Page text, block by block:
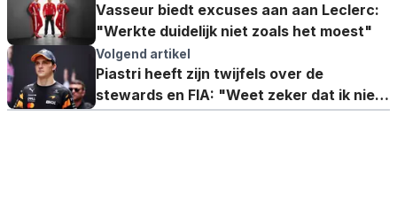
Vasseur biedt excuses aan aan Leclerc:
"Werkte duidelijk niet zoals het moest"
Volgend artikel
Piastri heeft zijn twijfels over de
stewards en FIA: "Weet zeker dat ik niet
te hard reed"